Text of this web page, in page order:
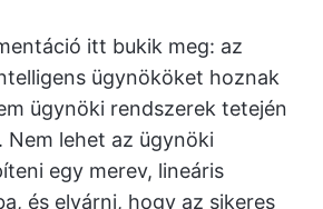
itt bukik meg: az
ügynököket hoznak
ügynöki rendszerek tetején
Nem lehet az ügynöki
egy merev, lineáris
és elvárni, hogy az sikeres